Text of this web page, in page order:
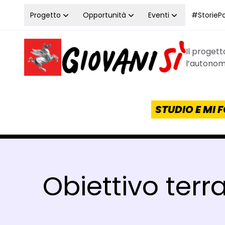
Vai al contenuto
Progetto Opportunità Eventi
Homepage Giovanisì - Progetto della Regione
Il
STUDIO E MI
Obiettivo